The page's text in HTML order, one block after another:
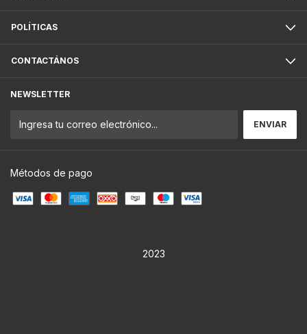
POLÍTICAS
CONTACTÁNOS
NEWSLETTER
Métodos de pago
2023